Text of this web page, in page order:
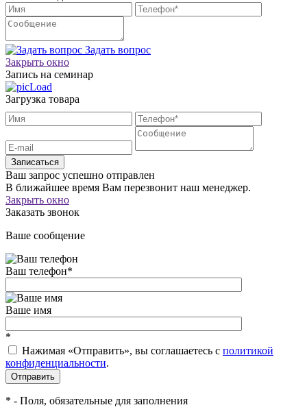
Задать вопрос
Закрыть окно
Запись на семинар
Загрузка товара
Записаться
Ваш запрос успешно отправлен
В ближайшее время Вам перезвонит наш менеджер.
Закрыть окно
Заказать звонок
Ваше сообщение
Ваш телефон*
Ваше имя
*
Нажимая «Отправить», вы соглашаетесь c политикой
конфиденциальности.
* - Поля, обязательные для заполнения